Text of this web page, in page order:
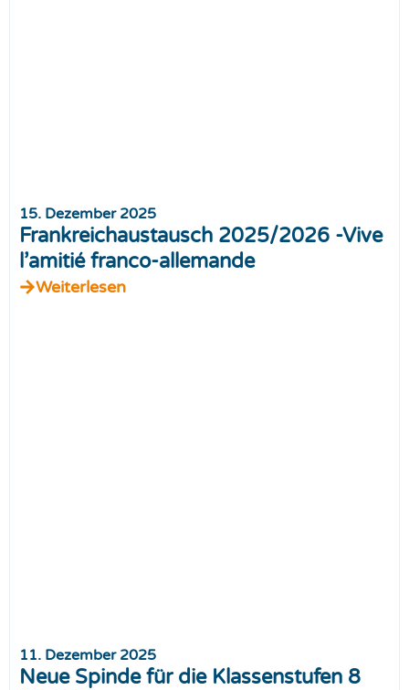
15. Dezember 2025
Frankreichaustausch 2025/2026 -Vive
l’amitié franco-allemande
Weiterlesen
11. Dezember 2025
Neue Spinde für die Klassenstufen 8